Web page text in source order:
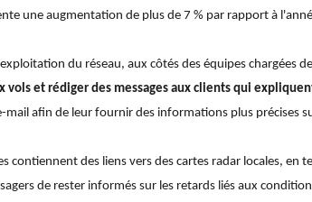
une augmentation de plus de 7 % par rapport à
du réseau, aux côtés des équipes chargées
vols et rédiger des messages aux clients qui
mail afin de leur fournir des informations plus précises
contiennent des liens vers des cartes radar locales, en
de rester informés sur les retards liés aux